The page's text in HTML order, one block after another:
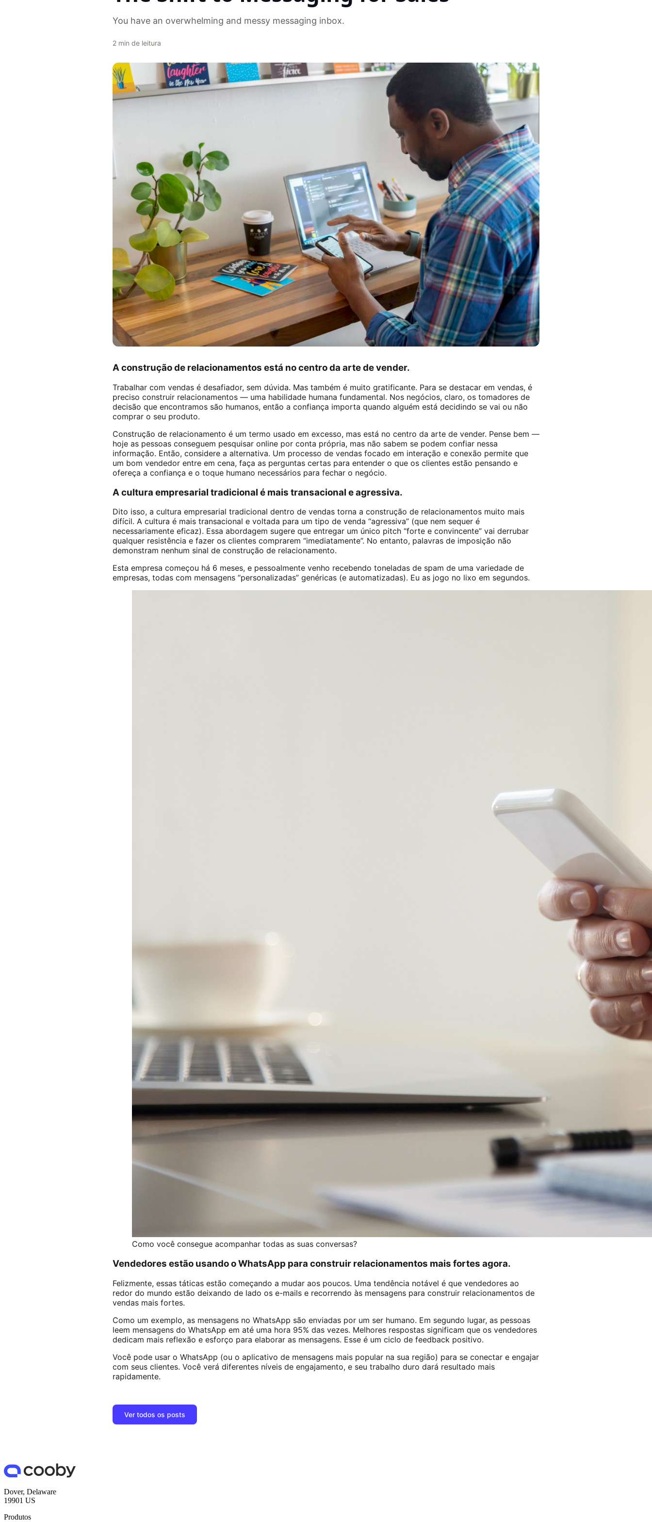
You have an overwhelming and messy messaging inbox.
2 min de leitura
A construção de relacionamentos está no centro da arte de vender.
Trabalhar com vendas é desafiador, sem dúvida. Mas também é muito gratificante. Para se destacar em vendas, é
preciso construir relacionamentos — uma habilidade humana fundamental. Nos negócios, claro, os tomadores de
decisão que encontramos são humanos, então a confiança importa quando alguém está decidindo se vai ou não
comprar o seu produto.
Construção de relacionamento é um termo usado em excesso, mas está no centro da arte de vender. Pense bem —
hoje as pessoas conseguem pesquisar online por conta própria, mas não sabem se podem confiar nessa
informação. Então, considere a alternativa. Um processo de vendas focado em interação e conexão permite que
um bom vendedor entre em cena, faça as perguntas certas para entender o que os clientes estão pensando e
ofereça a confiança e o toque humano necessários para fechar o negócio.
A cultura empresarial tradicional é mais transacional e agressiva.
Dito isso, a cultura empresarial tradicional dentro de vendas torna a construção de relacionamentos muito mais
difícil. A cultura é mais transacional e voltada para um tipo de venda “agressiva” (que nem sequer é
necessariamente eficaz). Essa abordagem sugere que entregar um único pitch “forte e convincente” vai derrubar
qualquer resistência e fazer os clientes comprarem “imediatamente”. No entanto, palavras de imposição não
demonstram nenhum sinal de construção de relacionamento.
Esta empresa começou há 6 meses, e pessoalmente venho recebendo toneladas de spam de uma variedade de
empresas, todas com mensagens “personalizadas” genéricas (e automatizadas). Eu as jogo no lixo em segundos.
Como você consegue acompanhar todas as suas conversas?
Vendedores estão usando o WhatsApp para construir relacionamentos mais fortes agora.
Felizmente, essas táticas estão começando a mudar aos poucos. Uma tendência notável é que vendedores ao
redor do mundo estão deixando de lado os e-mails e recorrendo às mensagens para construir relacionamentos de
vendas mais fortes.
Como um exemplo, as mensagens no WhatsApp são enviadas por um ser humano. Em segundo lugar, as pessoas
leem mensagens do WhatsApp em até uma hora 95% das vezes. Melhores respostas significam que os vendedores
dedicam mais reflexão e esforço para elaborar as mensagens. Esse é um ciclo de feedback positivo.
Você pode usar o WhatsApp (ou o aplicativo de mensagens mais popular na sua região) para se conectar e engajar
com seus clientes. Você verá diferentes níveis de engajamento, e seu trabalho duro dará resultado mais
rapidamente.
Ver todos os posts
Dover, Delaware
19901 US
Produtos